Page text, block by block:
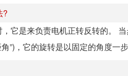
?
它是来负责电机正转反转的。
”)，它的旋转是以固定的角度